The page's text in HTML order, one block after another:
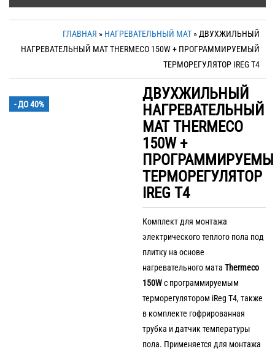
ГЛАВНАЯ » НАГРЕВАТЕЛЬНЫЙ МАТ » ДВУХЖИЛЬНЫЙ
НАГРЕВАТЕЛЬНЫЙ МАТ THERMECO 150W + ПРОГРАММИРУЕМЫЙ
ТЕРМОРЕГУЛЯТОР IREG T4
- ДО 40%
МЕГА СКИДКА
ДВУХЖИЛЬНЫЙ
НАГРЕВАТЕЛЬНЫЙ
МАТ THERMECO
150W +
ТЕРМОРЕГУЛЯТОР
IREG T4
Комплект для монтажа
электрического теплого пола под
плитку на основе
нагревательного матаThermeco
150Wс программируемым
терморегулятором iReg T4, также
в комплекте гофрированная
трубка и датчик температуры
пола. Применяется для монтажа